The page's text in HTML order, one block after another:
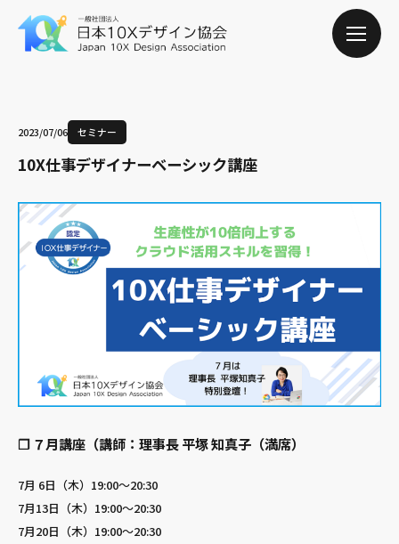
2023/07/06 セミナー
10X仕事デザイナーベーシック講座
❐ ７月講座（講師：理事長 平塚 知真子（満席）
7月 6日（木）19:00～20:30
7月13日（木）19:00～20:30
7月20日（木）19:00～20:30